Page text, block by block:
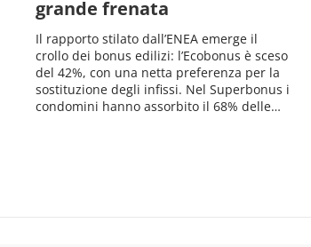
grande frenata
Il rapporto stilato dall’ENEA emerge il
crollo dei bonus edilizi: l’Ecobonus è sceso
del 42%, con una netta preferenza per la
sostituzione degli infissi. Nel Superbonus i
condomini hanno assorbito il 68% delle…